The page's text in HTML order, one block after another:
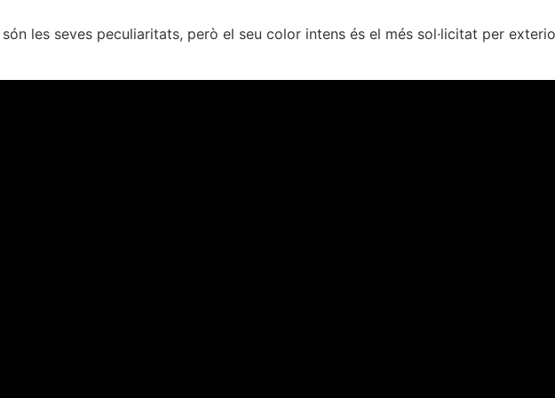
les seves peculiaritats, però el seu color intens és el més sol·licitat per